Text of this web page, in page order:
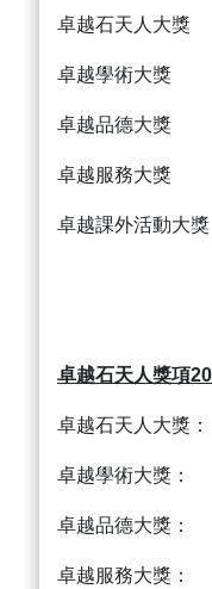
卓越石天人
卓越學術大
卓越品德大
卓越服務大
卓越課外活動
卓越石天人獎項
卓越石天人大獎
卓越學術大獎
卓越品德大獎
卓越服務大獎：